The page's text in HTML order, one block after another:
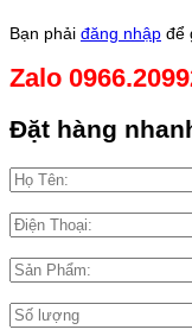
Bạn phải đăng nhập để
Zalo
Đặt hàng